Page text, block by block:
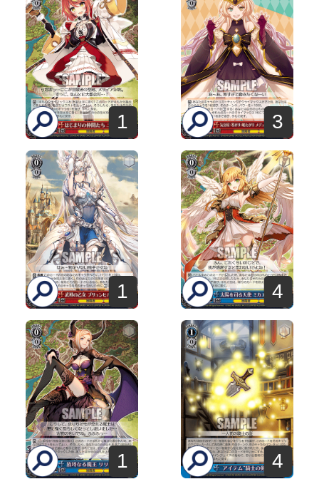
1 3
1 4
1 4